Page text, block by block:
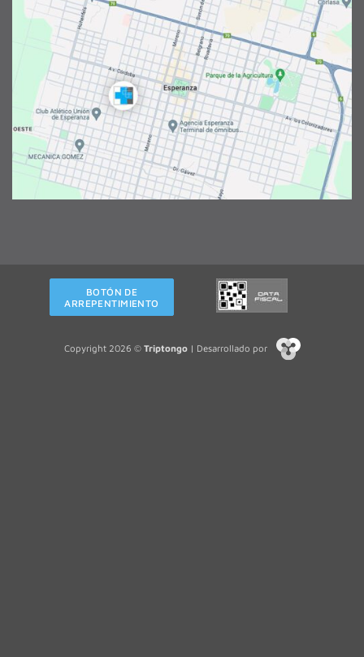
BOTÓN DE
ARREPENTIMIENTO
Copyright 2026 © Triptongo| Desarrollado por